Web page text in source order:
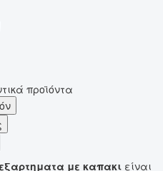
προϊόντα
με καπακι είναι